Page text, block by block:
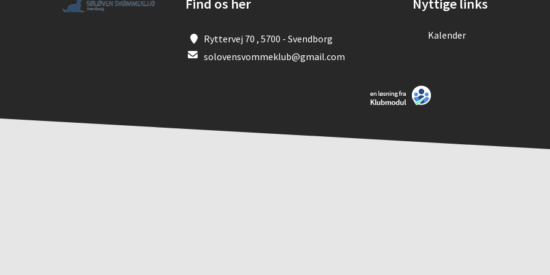
Find os her
Ryttervej 70 , 5700 - Svendborg
solovensvommeklub@gmail.com
Nyttige links
Kalender